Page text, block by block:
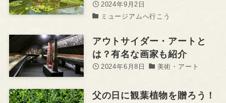
2024年9月2日
ミュージアムへ行こう
アウトサイダー・アートと
は？有名な画家も紹介
2024年6月8日 美術・アート
父の日に観葉植物を贈ろう！